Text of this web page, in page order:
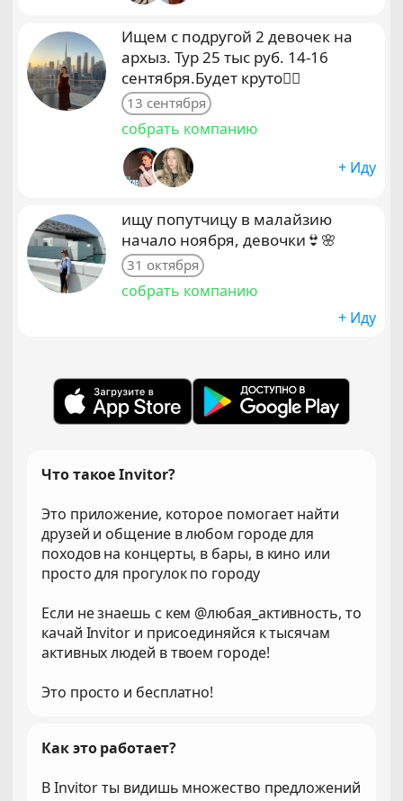
Ищем с подругой 2 девочек на
архыз. Тур 25 тыс руб. 14-16
сентября.Будет круто❤️‍🔥
13 сентября
собрать компанию
+ Иду
ищу попутчицу в малайзию
начало ноября, девочки👙🌸
31 октября
собрать компанию
+ Иду
Что такое Invitor?
Это приложение, которое помогает найти
друзей и общение в любом городе для
походов на концерты, в бары, в кино или
просто для прогулок по городу
Если не знаешь с кем @любая_активность, то
качай Invitor и присоединяйся к тысячам
активных людей в твоем городе!
Это просто и бесплатно!
Как это работает?
В Invitor ты видишь множество предложений